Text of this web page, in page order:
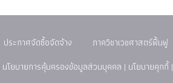
ประกาศจัดซื้อจัดจ้าง ภาควิชาเวชศาสตร์ฟื้นฟู
นโยบายการคุ้มครองข้อมูลส่วนบุคคล | นโยบายคุกกี้|